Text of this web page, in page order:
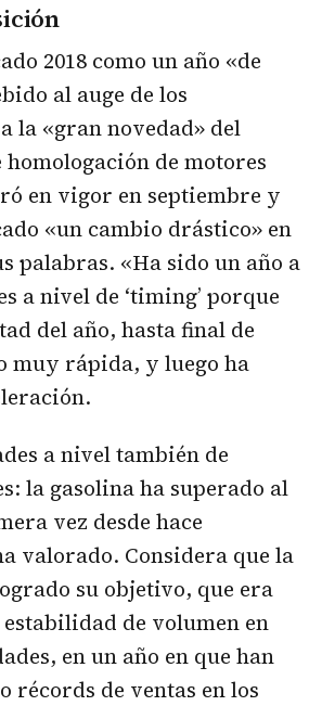
2018 como un año «de
al auge de los
a la «gran novedad» del
de motores
en vigor en septiembre y
«un cambio drástico» en
palabras. «Ha sido un año a
a nivel de ‘timing’ porque
del año, hasta final de
muy rápida, y luego ha
a nivel también de
la gasolina ha superado al
vez desde hace
valorado. Considera que la
su objetivo, que era
de volumen en
en un año en que han
récords de ventas en los